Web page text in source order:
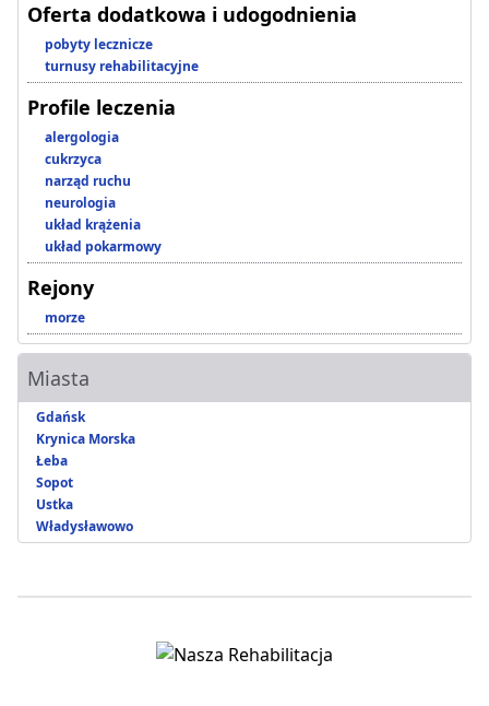
Oferta dodatkowa i udogodnienia
pobyty lecznicze
turnusy rehabilitacyjne
Profile leczenia
alergologia
cukrzyca
narząd ruchu
neurologia
układ krążenia
układ pokarmowy
Rejony
morze
Miasta
Gdańsk
Krynica Morska
Łeba
Sopot
Ustka
Władysławowo